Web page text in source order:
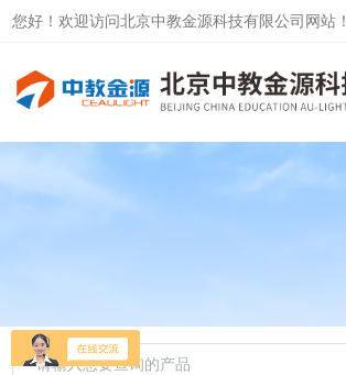
您好！欢迎访问北京中教金源科技有限公司网站！